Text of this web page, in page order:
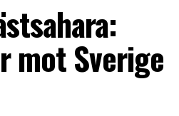
mot Sverige